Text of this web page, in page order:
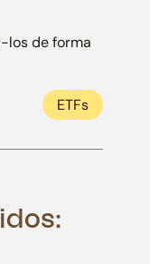
los de forma
ETFs